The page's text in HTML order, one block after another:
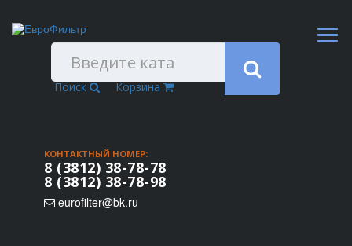
Поиск Корзина
КОНТАКТНЫЙ НОМЕР:
8 (3812) 38-78-78
8 (3812) 38-78-98
eurofilter@bk.ru